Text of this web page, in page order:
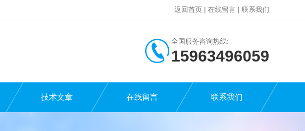
返回首页 | 在线留言 | 联系我们
全国服务咨询热线:
15963496059
技术文章 在线留言 联系我们